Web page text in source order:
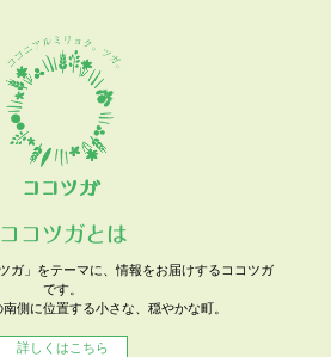
ココツガとは
ガ」をテーマに、情報をお届けするココツガ
です。
側に位置する小さな、穏やかな町。
詳しくはこちら